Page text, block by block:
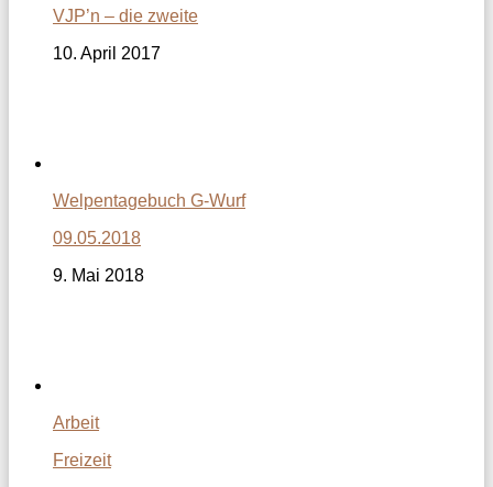
VJP’n – die zweite
10. April 2017
Welpentagebuch G-Wurf
09.05.2018
9. Mai 2018
Arbeit
Freizeit